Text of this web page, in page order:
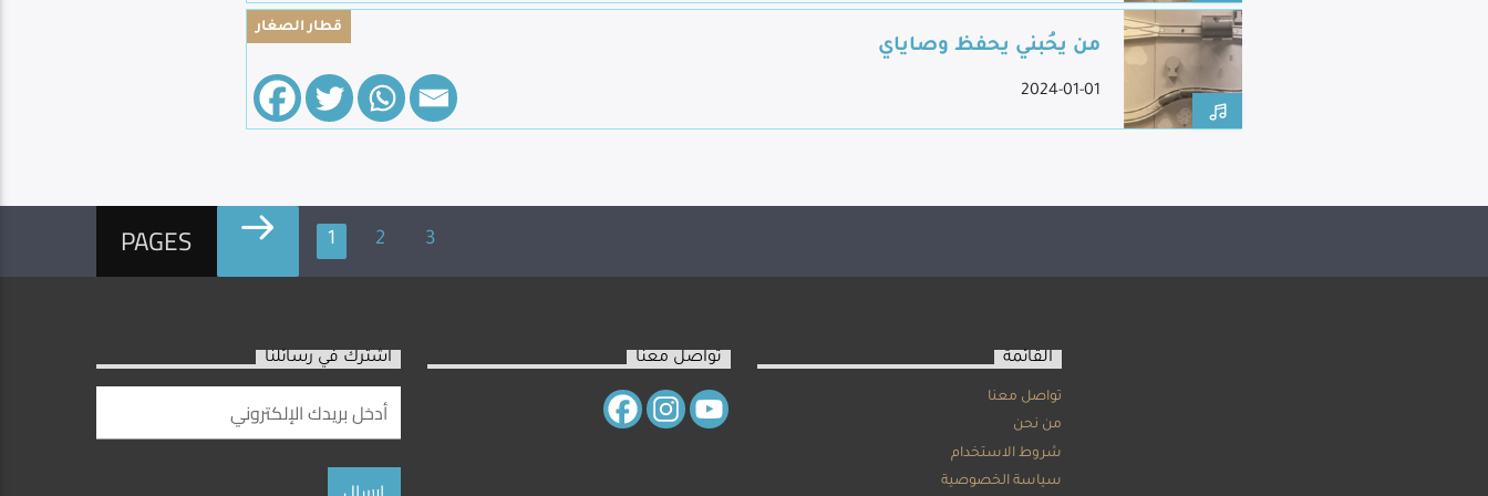
قطار الصغار
من يحُبني يحفظ وصاياي
2024-01-01
PAGES 1 2 3
اشترك في رسائلنا تواصل معنا القائمة
تواصل معنا
من نحن
شروط الاستخدام
سياسة الخصوصية